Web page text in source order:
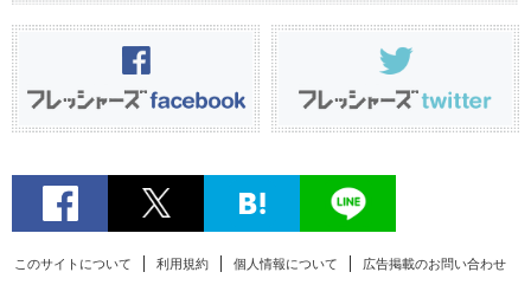
このサイトについて 利用規約 個人情報について 広告掲載のお問い合わせ